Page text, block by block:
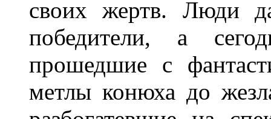
своих жертв. Люди
победители, а
прошедшие с
метлы конюха до